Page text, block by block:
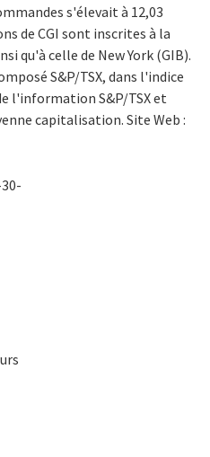
s'élevait à 12,03
de CGI sont inscrites à la
qu'à celle de New York (GIB).
S&P/TSX, dans l'indice
l'information S&P/TSX et
capitalisation. Site Web :